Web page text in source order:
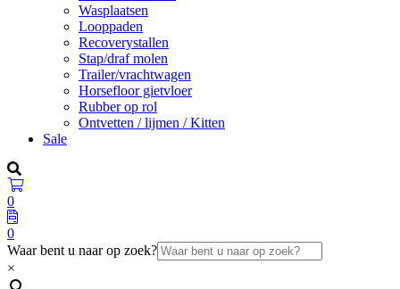
Wasplaatsen
Looppaden
Recoverystallen
Stap/draf molen
Trailer/vrachtwagen
Horsefloor gietvloer
Rubber op rol
Ontvetten / lijmen / Kitten
Sale
0
0
Waar bent u naar op zoek?
×